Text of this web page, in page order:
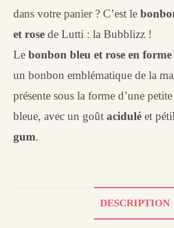
Bubblizz
Lutti
dans votre panier ? C’est le
et rose de Lutti : la Bubblizz !
Lebonbon bleu et rose en
un bonbon emblématique de la
présente sous la forme d’une
bleue, avec un goûtacidulé et
gum.
DESCRIPTION